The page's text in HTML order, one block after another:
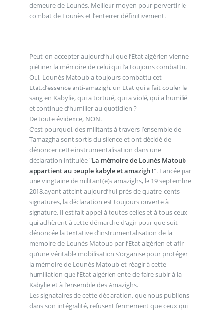
demeure de Lounès. Meilleur moyen pour pervertir le
combat de Lounès et l’enterrer définitivement.
Peut-on accepter aujourd’hui que l’Etat algérien vienne
piétiner la mémoire de celui qui l’a toujours combattu.
Oui, Lounès Matoub a toujours combattu cet
Etat,d’essence anti-amazigh, un Etat qui a fait couler le
sang en Kabylie, qui a torturé, qui a violé, qui a humilié
et continue d’humilier au quotidien ?
De toute évidence, NON.
C’est pourquoi, des militants à travers l’ensemble de
Tamazgha sont sortis du silence et ont décidé de
dénoncer cette instrumentalisation dans une
déclaration intitulée "La mémoire de Lounès Matoub
appartient au peuple kabyle et amazigh !". Lancée par
une vingtaine de militant(e)s amazighs, le 19 septembre
2018,ayant atteint aujourd’hui près de quatre-cents
signatures, la déclaration est toujours ouverte à
signature. Il est fait appel à toutes celles et à tous ceux
qui adhèrent à cette démarche d’agir pour que soit
dénoncée la tentative d’instrumentalisation de la
mémoire de Lounès Matoub par l’Etat algérien et afin
qu’une véritable mobilisation s’organise pour protéger
la mémoire de Lounès Matoub et réagir à cette
humiliation que l’Etat algérien ente de faire subir à la
Kabylie et à l’ensemble des Amazighs.
Les signataires de cette déclaration, que nous publions
dans son intégralité, refusent fermement que ceux qui